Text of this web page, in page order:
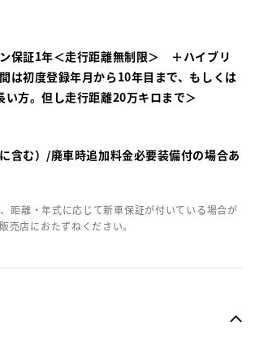
保証1年＜走行距離無制限＞ ＋ハイブリ
は初度登録年月から10年目まで、もしくは
い方。但し走行距離20万キロまで＞
含む）/廃車時追加料金必要装備付の場合あ
距離・年式に応じて新車保証が付いている場合が
売店におたずねください。